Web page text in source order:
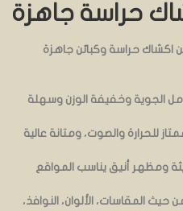
حراسة جاهزة
حراسة وكبائن جاهزة
الجوية وخفيفة الوزن وسهلة
للحرارة والصوت، ومتانة عالية
ومظهر أنيق يناسب المواقع
المقاسات، الألوان، النوافذ،